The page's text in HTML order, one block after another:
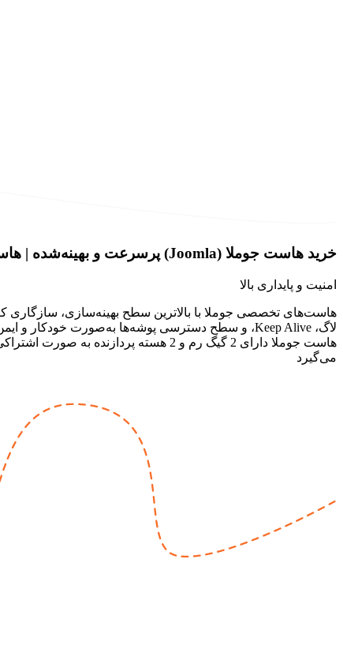
خرید هاست جوملا (Joomla) پرسرعت و بهینه‌شده |
امنیت و پایداری بالا
هاست‌های تخصصی جوملا با بالاترین سطح بهینه‌سازی،
هاست جوملا دارای 2 گیگ رم و 2
می‌گیرد